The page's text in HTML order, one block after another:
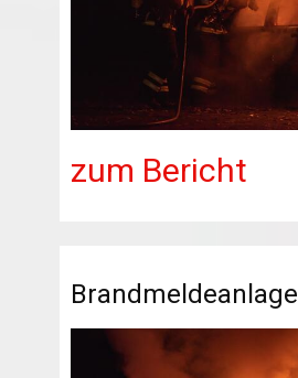
zum Bericht
Brandmeldeanlage